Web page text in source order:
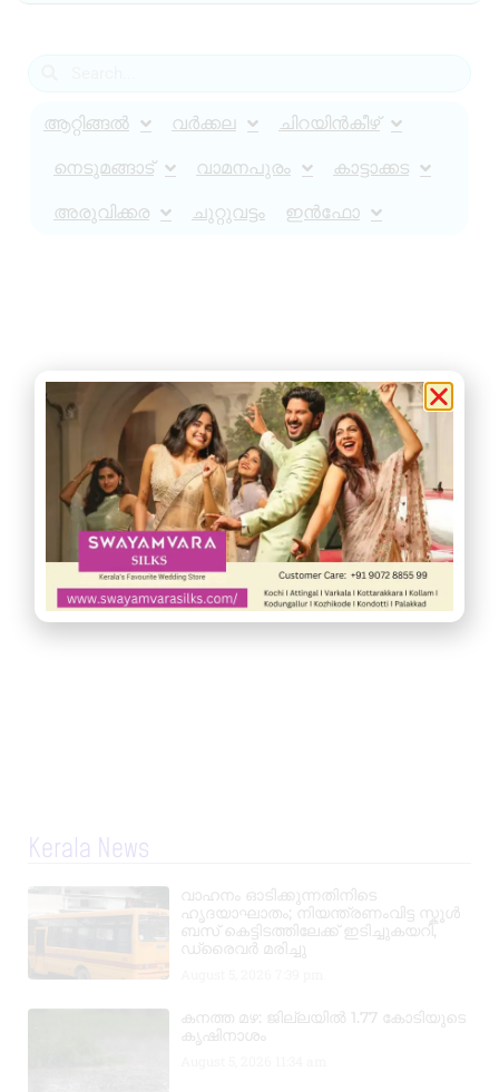
ആറ്റിങ്ങൽ വർക്കല ചിറയിൻകീഴ്
നെടുമങ്ങാട് വാമനപുരം കാട്ടാക്കട
അരുവിക്കര ചുറ്റുവട്ടം ഇൻഫോ
Kerala News
വാഹനം ഓടിക്കുന്നതിനിടെ
ഹൃദയാഘാതം; നിയന്ത്രണംവിട്ട സ്കൂൾ
ബസ് കെട്ടിടത്തിലേക്ക് ഇടിച്ചുകയറി,
ഡ്രൈവർ മരിച്ചു
കനത്ത മഴ: ജില്ലയിൽ 1.77 കോടിയുടെ
കൃഷിനാശം